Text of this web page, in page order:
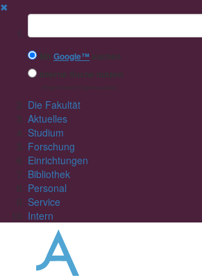
✖
Suchbegriff
Mit Google™ suchen
Interne Suche nutzen
Die Fakultät
Aktuelles
Studium
Forschung
Einrichtungen
Bibliothek
Personal
Service
Intern